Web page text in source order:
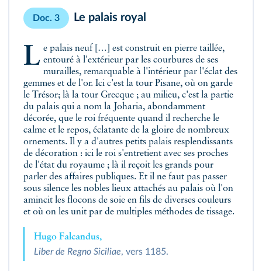
Doc. 3 Le palais royal
Le palais neuf […] est construit en pierre taillée, entouré à l'extérieur par les courbures de ses
murailles, remarquable à l'intérieur par l'éclat des
gemmes et de l'or. Ici c'est la tour Pisane, où on garde
le Trésor; là la tour Grecque ; au milieu, c'est la partie
du palais qui a nom la Joharia, abondamment
décorée, que le roi fréquente quand il recherche le
calme et le repos, éclatante de la gloire de nombreux
ornements. Il y a d'autres petits palais resplendissants
de décoration : ici le roi s'entretient avec ses proches
de l'état du royaume ; là il reçoit les grands pour
parler des affaires publiques. Et il ne faut pas passer
sous silence les nobles lieux attachés au palais où l'on
amincit les flocons de soie en fils de diverses couleurs
et où on les unit par de multiples méthodes de tissage.
Hugo Falcandus,
Liber de Regno Siciliae, vers 1185.